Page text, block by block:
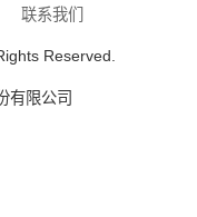
联系我们
Reserved.
有限公司